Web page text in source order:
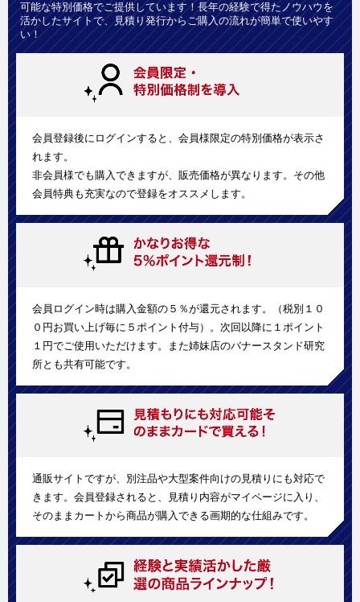
可能な特別価格でご提供しています！長年の経験で得たノウハウを
活かしたサイトで、見積り発行からご購入の流れが簡単で使いやす
い！
会員登録後にログインすると、会員様限定の特別価格が表示さ
れます。
非会員様でも購入できますが、販売価格が異なります。その他
会員特典も充実なので登録をオススメします。
会員ログイン時は購入金額の５％が還元されます。（税別１０
０円お買い上げ毎に５ポイント付与）。次回以降に１ポイント
１円でご使用いただけます。また姉妹店のバナースタンド研究
所とも共有可能です。
通販サイトですが、別注品や大型案件向けの見積りにも対応で
きます。会員登録されると、見積り内容がマイページに入り、
そのままカートから商品が購入できる画期的な仕組みです。